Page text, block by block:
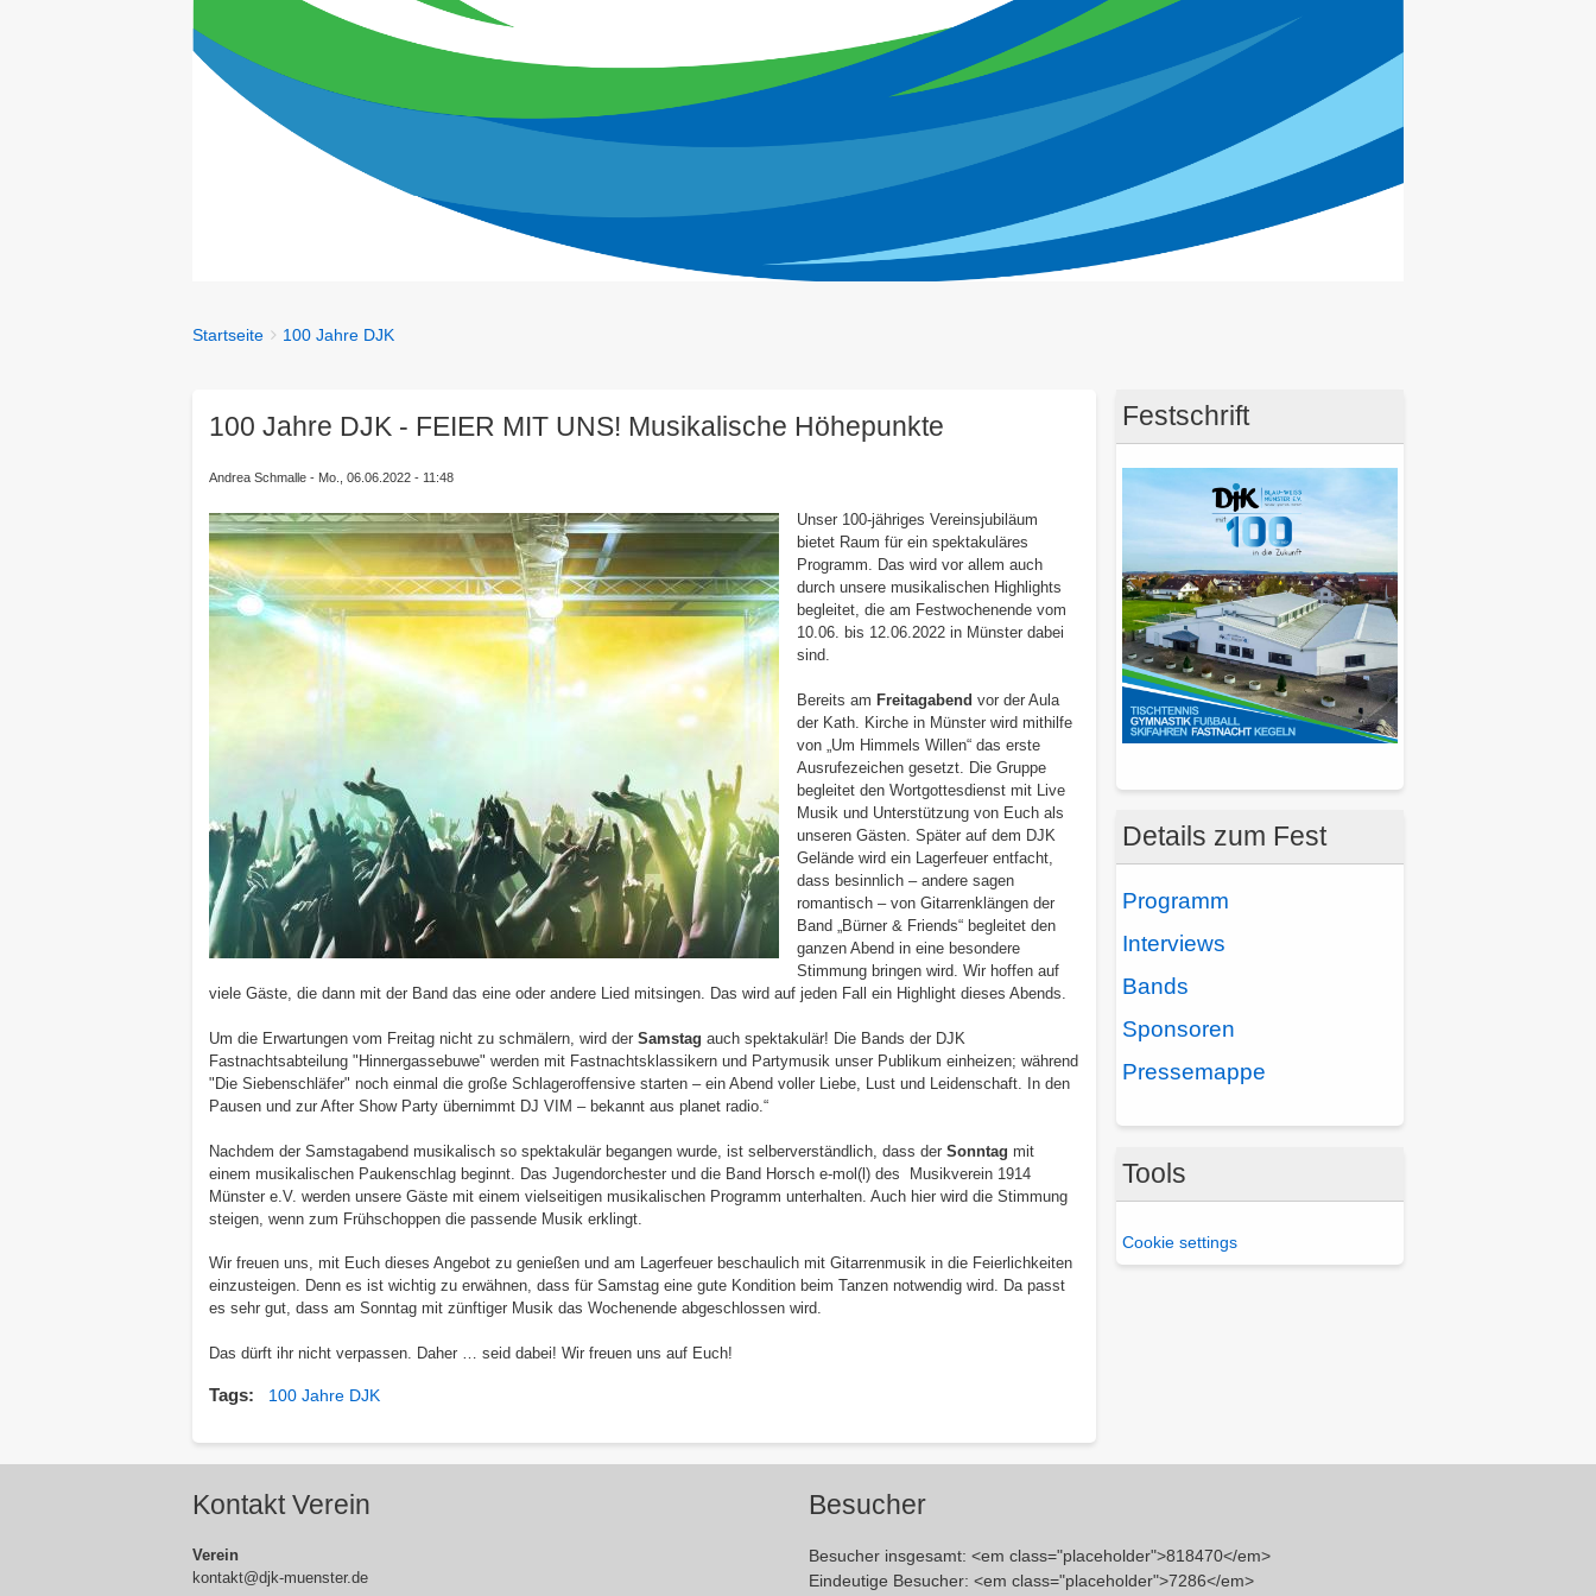
Breadcrumbs
You
Startseite 100 Jahre DJK
100 Jahre DJK - FEIER MIT UNS! Musikalische Höhepunkte
Andrea Schmalle Mo., 06.06.2022 - 11:48
Unser 100-jähriges Vereinsjubiläum
bietet Raum für ein spektakuläres
Programm. Das wird vor allem auch
durch unsere musikalischen Highlights
begleitet, die am Festwochenende vom
10.06. bis 12.06.2022 in Münster dabei
sind.
Bereits am Freitagabend vor der Aula
der Kath. Kirche in Münster wird mithilfe
von „Um Himmels Willen“ das erste
Ausrufezeichen gesetzt. Die Gruppe
begleitet den Wortgottesdienst mit Live
Musik und Unterstützung von Euch als
unseren Gästen. Später auf dem DJK
Gelände wird ein Lagerfeuer entfacht,
dass besinnlich – andere sagen
romantisch – von Gitarrenklängen der
Band „Bürner & Friends“ begleitet den
ganzen Abend in eine besondere
Stimmung bringen wird. Wir hoffen auf
viele Gäste, die dann mit der Band das eine oder andere Lied mitsingen. Das wird auf jeden Fall ein Highlight dieses Abends.
Um die Erwartungen vom Freitag nicht zu schmälern, wird derSamstag auch spektakulär! Die Bands der DJK
Fastnachtsabteilung "Hinnergassebuwe" werden mit Fastnachtsklassikern und Partymusik unser Publikum einheizen; während
"Die Siebenschläfer" noch einmal die große Schlageroffensive starten – ein Abend voller Liebe, Lust und Leidenschaft. In den
Pausen und zur After Show Party übernimmt DJ VIM – bekannt aus planet radio.“
Nachdem der Samstagabend musikalisch so spektakulär begangen wurde, ist selberverständlich, dass derSonntag mit
einem musikalischen Paukenschlag beginnt. Das Jugendorchester und die Band Horsch e-mol(l) des Musikverein 1914
Münster e.V.werden unsere Gäste mit einem vielseitigen musikalischen Programm unterhalten. Auch hier wird die Stimmung
steigen, wenn zum Frühschoppen die passende Musik erklingt.
Wir freuen uns, mit Euch dieses Angebot zu genießen und am Lagerfeuer beschaulich mit Gitarrenmusik in die Feierlichkeiten
einzusteigen. Denn es ist wichtig zu erwähnen, dass für Samstag eine gute Kondition beim Tanzen notwendig wird. Da passt
es sehr gut, dass am Sonntag mit zünftiger Musik das Wochenende abgeschlossen wird.
Das dürft ihr nicht verpassen. Daher … seid dabei! Wir freuen uns auf Euch!
Tags 100 Jahre DJK
Festschrift
Details zum Fest
Programm
Interviews
Bands
Sponsoren
Pressemappe
Tools
Cookie settings
Kontakt Verein
Verein
kontakt@djk-muenster.de
Besucher
Besucher insgesamt: <em class="placeholder">818470</em>
Eindeutige Besucher: <em class="placeholder">7286</em>